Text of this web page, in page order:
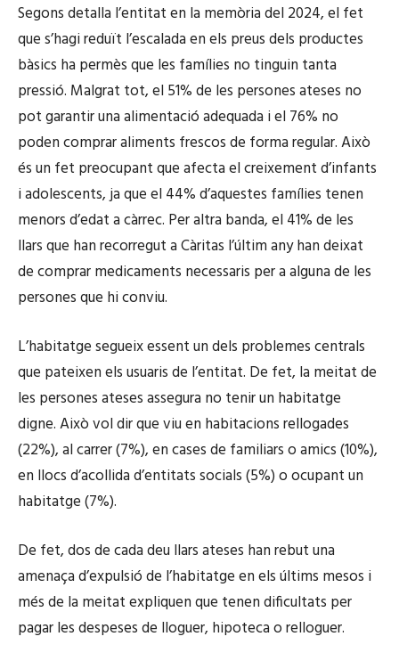
Segons detalla l’entitat en la memòria del 2024, el fet
que s’hagi reduït l’escalada en els preus dels productes
bàsics ha permès que les famílies no tinguin tanta
pressió. Malgrat tot, el 51% de les persones ateses no
pot garantir una alimentació adequada i el 76% no
poden comprar aliments frescos de forma regular. Això
és un fet preocupant que afecta el creixement d’infants
i adolescents, ja que el 44% d’aquestes famílies tenen
menors d’edat a càrrec. Per altra banda, el 41% de les
llars que han recorregut a Càritas l’últim any han deixat
de comprar medicaments necessaris per a alguna de les
persones que hi conviu.
L’habitatge segueix essent un dels problemes centrals
que pateixen els usuaris de l’entitat. De fet, la meitat de
les persones ateses assegura no tenir un habitatge
digne. Això vol dir que viu en habitacions rellogades
(22%), al carrer (7%), en cases de familiars o amics (10%),
en llocs d’acollida d’entitats socials (5%) o ocupant un
habitatge (7%).
De fet, dos de cada deu llars ateses han rebut una
amenaça d’expulsió de l’habitatge en els últims mesos i
més de la meitat expliquen que tenen dificultats per
pagar les despeses de lloguer, hipoteca o relloguer.